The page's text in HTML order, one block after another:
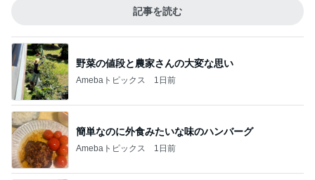
Amebaトピックス 1日前
実家じまいを経験していない両親
Amebaトピックス 1日前